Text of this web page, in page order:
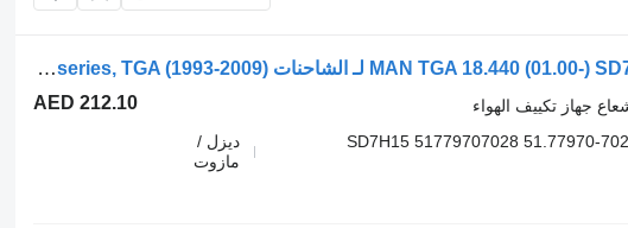
مشعاع جهاز تكييف الهواء MAN TGA 18.440 (01.00-) SD7H15 لـ الشاحنات MAN 4-series, TGA (1993-2009)
AED 212.10
جهاز تكييف الهواء
SD7H15 51779707028 51.77970-
ديزل /
مازوت